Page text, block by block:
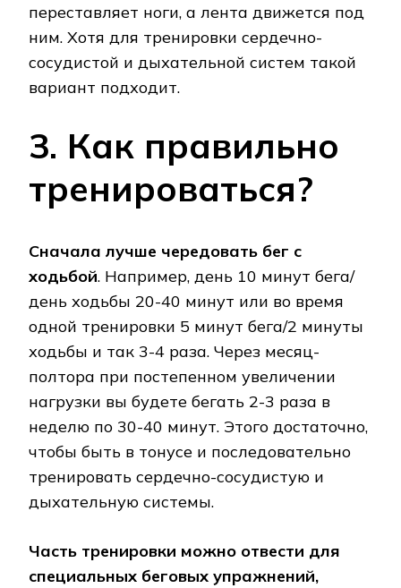
переставляет ноги, а лента движется под
ним. Хотя для тренировки сердечно-
сосудистой и дыхательной систем такой
вариант подходит.
3. Как правильно
тренироваться?
Сначала лучше чередовать бег с
ходьбой. Например, день 10 минут бега/
день ходьбы 20-40 минут или во время
одной тренировки 5 минут бега/2 минуты
ходьбы и так 3-4 раза. Через месяц-
полтора при постепенном увеличении
нагрузки вы будете бегать 2-3 раза в
неделю по 30-40 минут. Этого достаточно,
чтобы быть в тонусе и последовательно
тренировать сердечно-сосудистую и
дыхательную системы.
Часть тренировки можно отвести для
специальных беговых упражнений,